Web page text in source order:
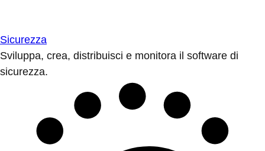
Sicurezza
Sviluppa, crea, distribuisci e monitora il software di
sicurezza.